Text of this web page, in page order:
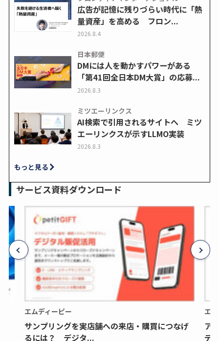
広告が記憶に残りづらい時代に「熱
量資産」を高める フロン...
2026.8.4
日本郵便
DMには人を動かすパワーがある
「第41回全日本DM大賞」の応募...
2026.8.3
ミツエーリンクス
AI検索で引用されるサイトへ ミツ
エーリンクスが示すLLMO実装
2026.8.3
もっと見る
サービス資料ダウンロード
エムディーピー
サンプリングを実店舗への来店・購買につなげ
るには？ デジタ...
エ
ア
デ